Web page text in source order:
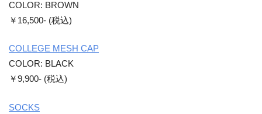
COLOR: BROWN
￥16,500- (税込)
COLLEGE MESH CAP
COLOR: BLACK
￥9,900- (税込)
SOCKS